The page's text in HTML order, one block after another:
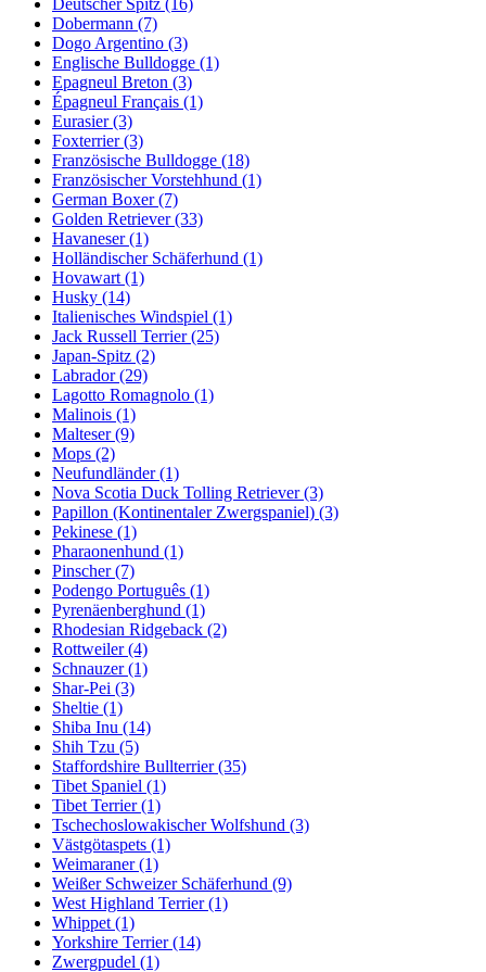
Dobermann (7)
Dogo Argentino (3)
Englische Bulldogge (1)
Epagneul Breton (3)
Épagneul Français (1)
Eurasier(3)
Foxterrier(3)
Französische Bulldogge (18)
Französischer Vorstehhund (1)
German Boxer(7)
Golden Retriever(33)
Havaneser(1)
Holländischer Schäferhund (1)
Hovawart (1)
Husky (14)
Italienisches Windspiel (1)
Jack Russell Terrier(25)
Japan-Spitz (2)
Labrador(29)
Lagotto Romagnolo (1)
Malinois (1)
Malteser(9)
Mops (2)
Neufundländer(1)
Nova Scotia Duck Tolling Retriever(3)
Papillon (Kontinentaler Zwergspaniel) (3)
Pekinese (1)
Pharaonenhund (1)
Pinscher(7)
Podengo Português (1)
Pyrenäenberghund (1)
Rhodesian Ridgeback (2)
Rottweiler(4)
Schnauzer(1)
Shar-Pei (3)
Sheltie (1)
Shiba Inu (14)
Shih Tzu (5)
Staffordshire Bullterrier(35)
Tibet Spaniel (1)
Tibet Terrier(1)
Tschechoslowakischer Wolfshund (3)
Västgötaspets (1)
Weimaraner(1)
Weißer Schweizer Schäferhund (9)
West Highland Terrier(1)
Whippet (1)
Yorkshire Terrier(14)
Zwergpudel (1)